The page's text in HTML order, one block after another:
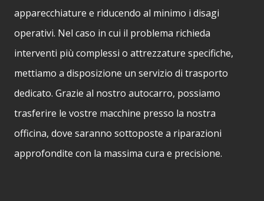
apparecchiature e riducendo al minimo i disagi
operativi. Nel caso in cui il problema richieda
interventi più complessi o attrezzature specifiche,
mettiamo a disposizione un servizio di trasporto
dedicato. Grazie al nostro autocarro, possiamo
trasferire le vostre macchine presso la nostra
officina, dove saranno sottoposte a riparazioni
approfondite con la massima cura e precisione.